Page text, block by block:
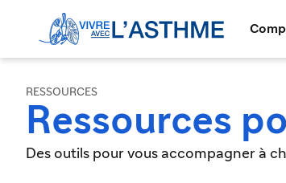
RESSOURCES
Ressources
Des outils pour vous accompagner à